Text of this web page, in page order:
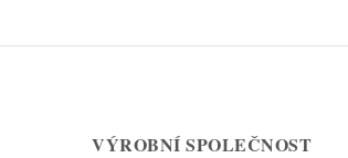
VÝROBNÍ SPOLEČNOST